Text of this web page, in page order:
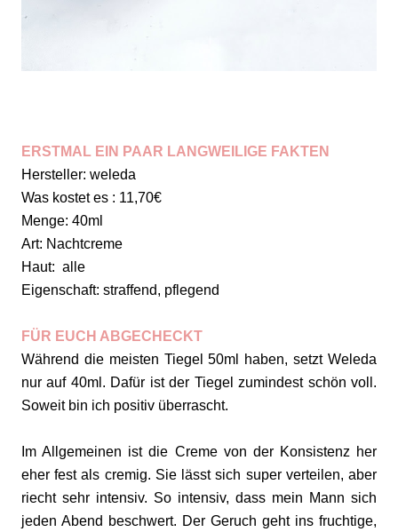
ERSTMAL EIN PAAR LANGWEILIGE FAKTEN
Hersteller: weleda
Was kostet es : 11,70€
Menge: 40ml
Art: Nachtcreme
Haut: alle
Eigenschaft: straffend, pflegend
FÜR EUCH ABGECHECKT
Während die meisten Tiegel 50ml haben, setzt Weleda
nur auf 40ml. Dafür ist der Tiegel zumindest schön voll.
Soweit bin ich positiv überrascht.
Im Allgemeinen ist die Creme von der Konsistenz her
eher fest als cremig. Sie lässt sich super verteilen, aber
riecht sehr intensiv. So intensiv, dass mein Mann sich
jeden Abend beschwert. Der Geruch geht ins fruchtige,